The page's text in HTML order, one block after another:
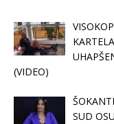
(VIDEO)
SUD